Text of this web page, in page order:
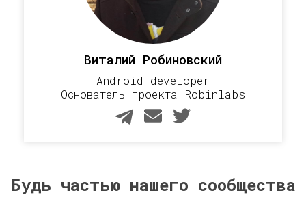
Виталий Робиновский
Android developer
Основатель проекта Robinlabs
Будь частью нашего сообщества